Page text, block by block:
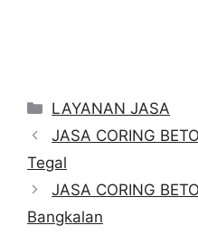
Categories
LAYANAN JASA
JASA CORING
Tegal
JASA CORING
Bangkalan